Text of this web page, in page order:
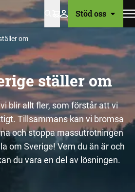
VarukorgStöd oss
om
ställer om
blir allt fler, som förstår att vi
Tillsammans kan vi bromsa
och stoppa massutrotningen
om Sverige! Vem du än är och
du vara en del av lösningen.